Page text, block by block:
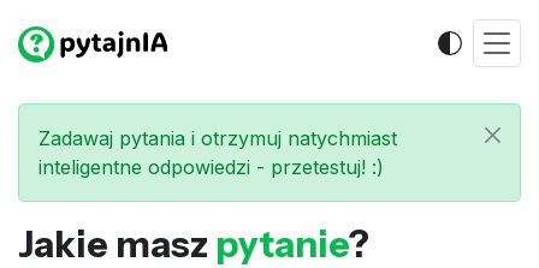
Zadawaj pytania i otrzymuj natychmiast
inteligentne odpowiedzi - przetestuj! :)
Jakie masz pytanie?